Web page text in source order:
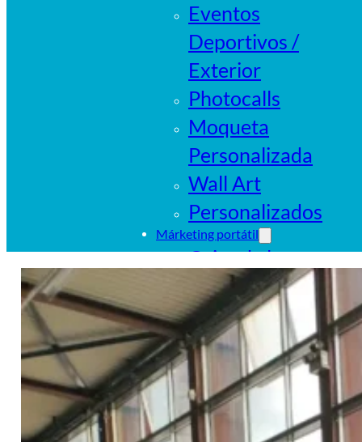
Eventos
Deportivos /
Exterior
Photocalls
Moqueta
Personalizada
Wall Art
Personalizados
Márketing portátil
Cajas de luz
portátiles
Sistemas
tubulares
Pop Ups
Banderas
Carpas